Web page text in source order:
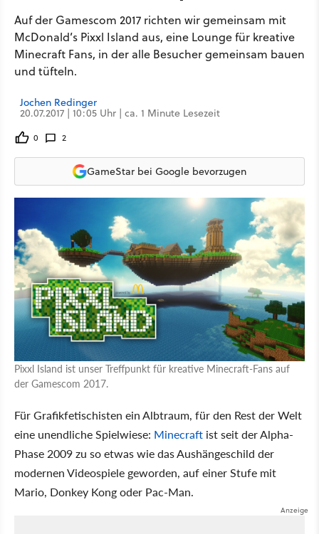
Auf der Gamescom 2017 richten wir gemeinsam mit
McDonald’s Pixxl Island aus, eine Lounge für kreative
Minecraft Fans, in der alle Besucher gemeinsam bauen
und tüfteln.
Jochen Redinger
20.07.2017 | 10:05 Uhr | ca. 1 Minute Lesezeit
0 2
GameStar bei Google bevorzugen
Pixxl Island ist unser Treffpunkt für kreative Minecraft-Fans auf
der Gamescom 2017.
Für Grafikfetischisten ein Albtraum, für den Rest der Welt
eine unendliche Spielwiese: Minecraft ist seit der Alpha-
Phase 2009 zu so etwas wie das Aushängeschild der
modernen Videospiele geworden, auf einer Stufe mit
Mario, Donkey Kong oder Pac-Man.